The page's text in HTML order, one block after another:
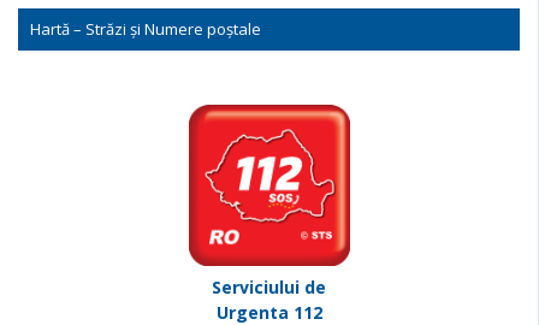
Hartă – Străzi și Numere poștale
Serviciului de
Urgenta 112